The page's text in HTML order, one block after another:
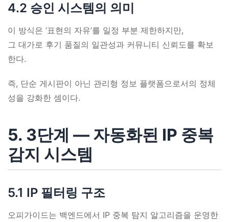
4.2 승인 시스템의 의미
이 방식은 ‘표현의 자유’를 일정 부분 제한하지만,
그 대가로 후기 품질의 일관성과 커뮤니티 신뢰도를 확보
한다.
즉, 단순 게시판이 아닌 관리형 정보 플랫폼으로서의 정체
성을 강화한 셈이다.
5. 3단계 ― 자동화된 IP 중복
감지 시스템
5.1 IP 필터링 구조
오피가이드는 백엔드에서 IP 중복 탐지 알고리즘을 운영한